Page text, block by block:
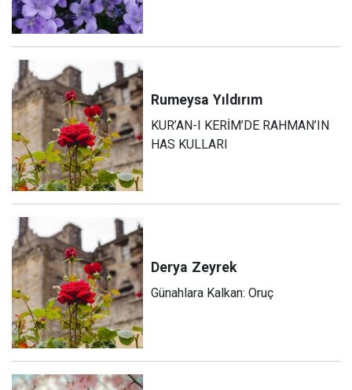
Rumeysa Yıldırım
KUR’AN-I KERİM’DE RAHMAN’IN
HAS KULLARI
Derya Zeyrek
Günahlara Kalkan: Oruç